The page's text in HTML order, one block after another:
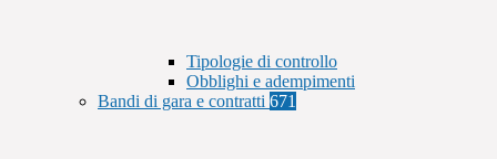
Tipologie di controllo
Obblighi e adempimenti
Bandi di gara e contratti 671